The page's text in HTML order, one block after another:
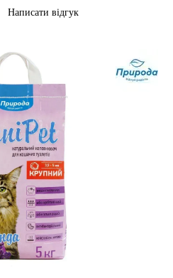
Написати відгук